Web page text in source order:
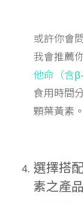
或許你會
我會推薦
他命（含
食用時間
顆葉黃素。
選擇搭
素之產品